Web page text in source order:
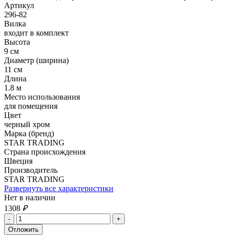
Артикул
296-82
Вилка
входит в комплект
Высота
9 см
Диаметр (ширина)
11 см
Длина
1.8 м
Место использования
для помещения
Цвет
черный хром
Марка (бренд)
STAR TRADING
Страна происхождения
Швеция
Производитель
STAR TRADING
Развернуть все характеристики
Нет в наличии
1308 ₽